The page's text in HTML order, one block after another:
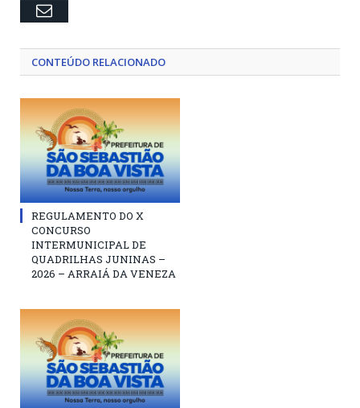
Email
CONTEÚDO RELACIONADO
REGULAMENTO DO X
CONCURSO
INTERMUNICIPAL DE
QUADRILHAS JUNINAS –
2026 – ARRAIÁ DA VENEZA